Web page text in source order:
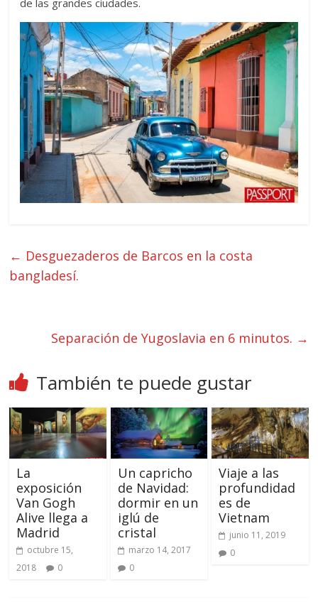
de las grandes ciudades.
← Desguezaderos de Barcos en la costa
bangladesí.
Separación de Yugoslavia en 6 minutos. →
También te puede gustar
La
exposición
Van Gogh
Alive llega a
Madrid
octubre 15,
2018
0
Un capricho
de Navidad:
dormir en un
iglú de
cristal
marzo 14, 2017
0
Viaje a las
profundidad
es de
Vietnam
junio 11, 2019
0